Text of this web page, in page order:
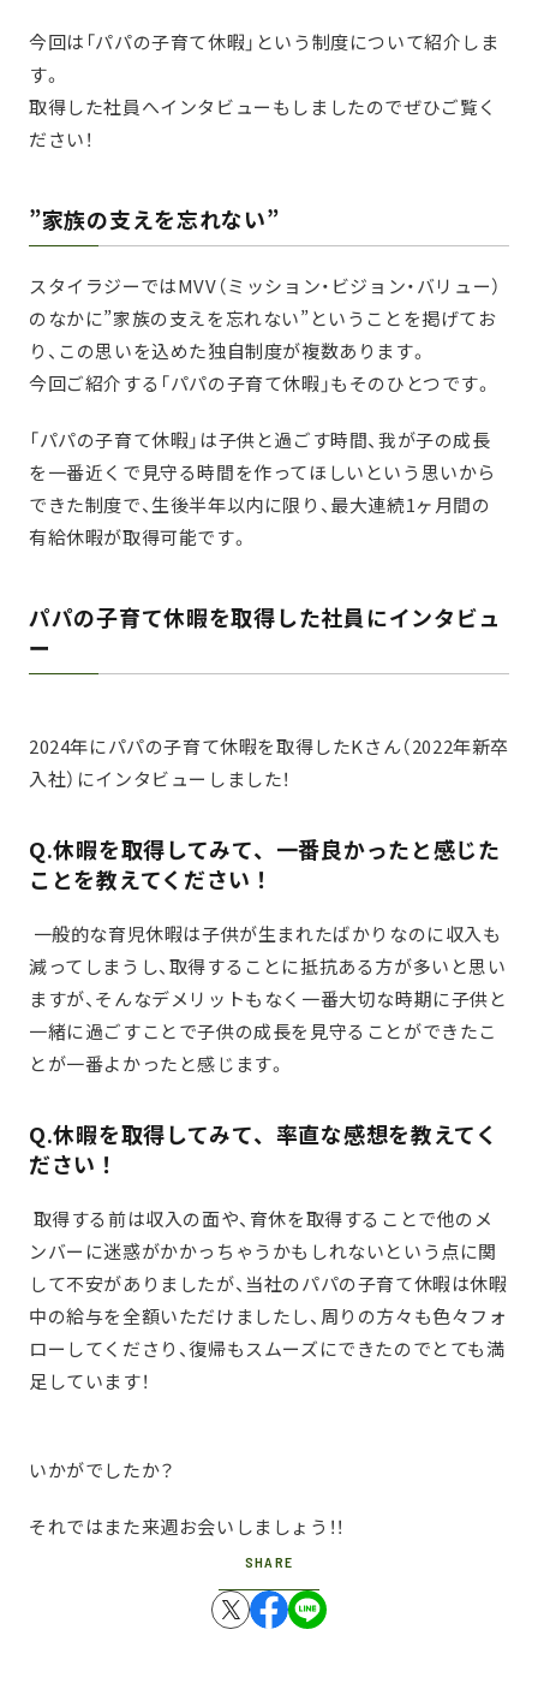
今回は「パパの子育て休暇」という制度について紹介しま
す。
取得した社員へインタビューもしましたのでぜひご覧く
ださい！
”家族の支えを忘れない”
スタイラジーではMVV（ミッション・ビジョン・バリュー）
のなかに”家族の支えを忘れない”ということを掲げてお
り、この思いを込めた独自制度が複数あります。
今回ご紹介する「パパの子育て休暇」もそのひとつです。
「パパの子育て休暇」は子供と過ごす時間、我が子の成長
を一番近くで見守る時間を作ってほしいという思いから
できた制度で、生後半年以内に限り、最大連続1ヶ月間の
有給休暇が取得可能です。
パパの子育て休暇を取得した社員にインタビュ
ー
2024年にパパの子育て休暇を取得したKさん（2022年新卒
入社）にインタビューしました！
Q.休暇を取得してみて、一番良かったと感じた
ことを教えてください！
一般的な育児休暇は子供が生まれたばかりなのに収入も
減ってしまうし、取得することに抵抗ある方が多いと思い
ますが、そんなデメリットもなく一番大切な時期に子供と
一緒に過ごすことで子供の成長を見守ることができたこ
とが一番よかったと感じます。
Q.休暇を取得してみて、率直な感想を教えてく
ださい！
取得する前は収入の面や、 育休を取得することで他のメ
ンバーに迷惑がかかっちゃうかもしれないという点に関
して不安がありましたが、当社のパパの子育て休暇は休暇
中の給与を全額いただけましたし、周りの方々も色々フォ
ローしてくださり、復帰もスムーズにできたのでとても満
足しています！
いかがでしたか？
それではまた来週お会いしましょう！！
SHARE